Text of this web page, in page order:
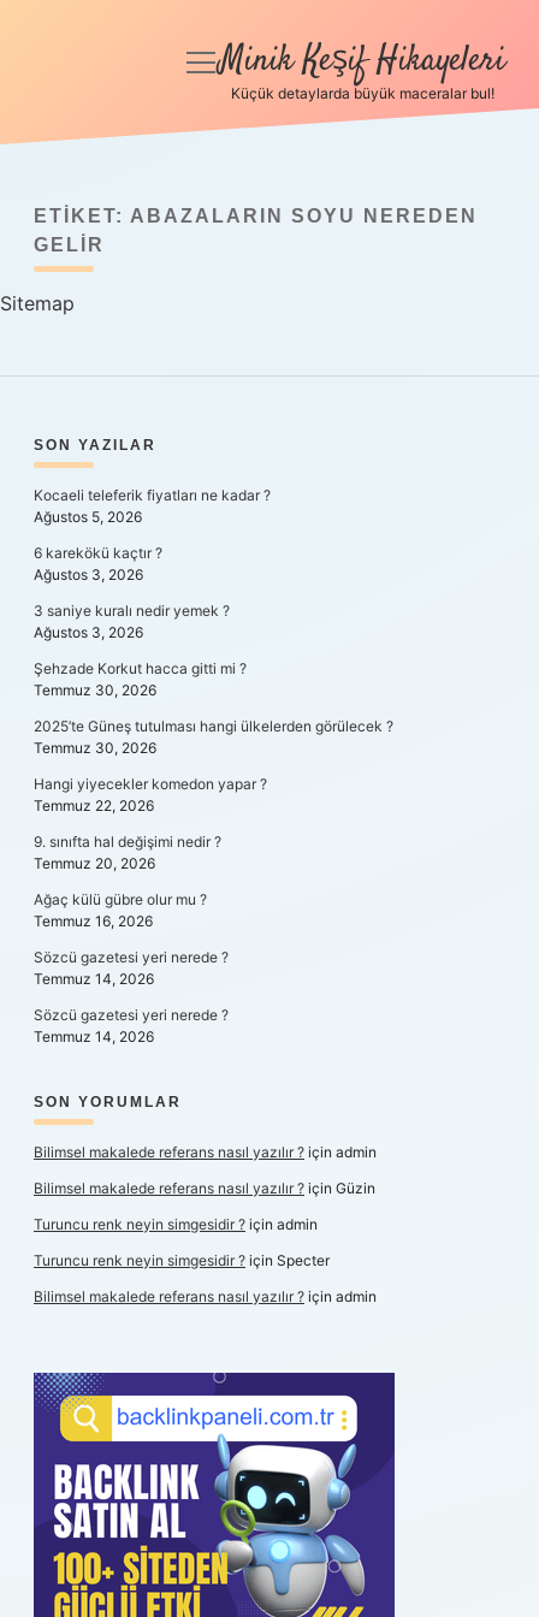
Anasayfa
Yasal Uyarı
Hakkımızda
menüyü
Minik Keşif Hikayeleri
Küçük detaylarda büyük maceralar bul!
ETIKET: ABAZALARIN SOYU NEREDEN
GELIR
Sitemap
SIDEBAR
SON YAZILAR
Kocaeli teleferik fiyatları ne kadar ?
Ağustos 5, 2026
6 karekökü kaçtır ?
Ağustos 3, 2026
3 saniye kuralı nedir yemek ?
Ağustos 3, 2026
Şehzade Korkut hacca gitti mi ?
Temmuz 30, 2026
2025’te Güneş tutulması hangi ülkelerden görülecek ?
Temmuz 30, 2026
Hangi yiyecekler komedon yapar ?
Temmuz 22, 2026
9. sınıfta hal değişimi nedir ?
Temmuz 20, 2026
Ağaç külü gübre olur mu ?
Temmuz 16, 2026
Sözcü gazetesi yeri nerede ?
Temmuz 14, 2026
Sözcü gazetesi yeri nerede ?
Temmuz 14, 2026
SON YORUMLAR
Bilimsel makalede referans nasıl yazılır ? için admin
Bilimsel makalede referans nasıl yazılır ? için Güzin
Turuncu renk neyin simgesidir ? için admin
Turuncu renk neyin simgesidir ? için Specter
Bilimsel makalede referans nasıl yazılır ? için admin